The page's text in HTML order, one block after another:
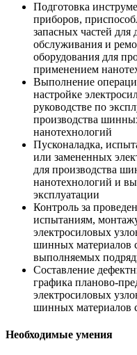
Подготовка
приборов,
запасных частей для
обслуживания и
оборудования для
применением
Выполнение
настройке
руководстве по
производства
нанотехнологий
Пусконаладка,
или замененных
для производства
нанотехнологий и
эксплуатации
Контроль за
испытаниям,
электросиловых
шинных материалов
выполняемых
Составление
графика планово-
электросиловых
шинных материалов
Необходимые умения